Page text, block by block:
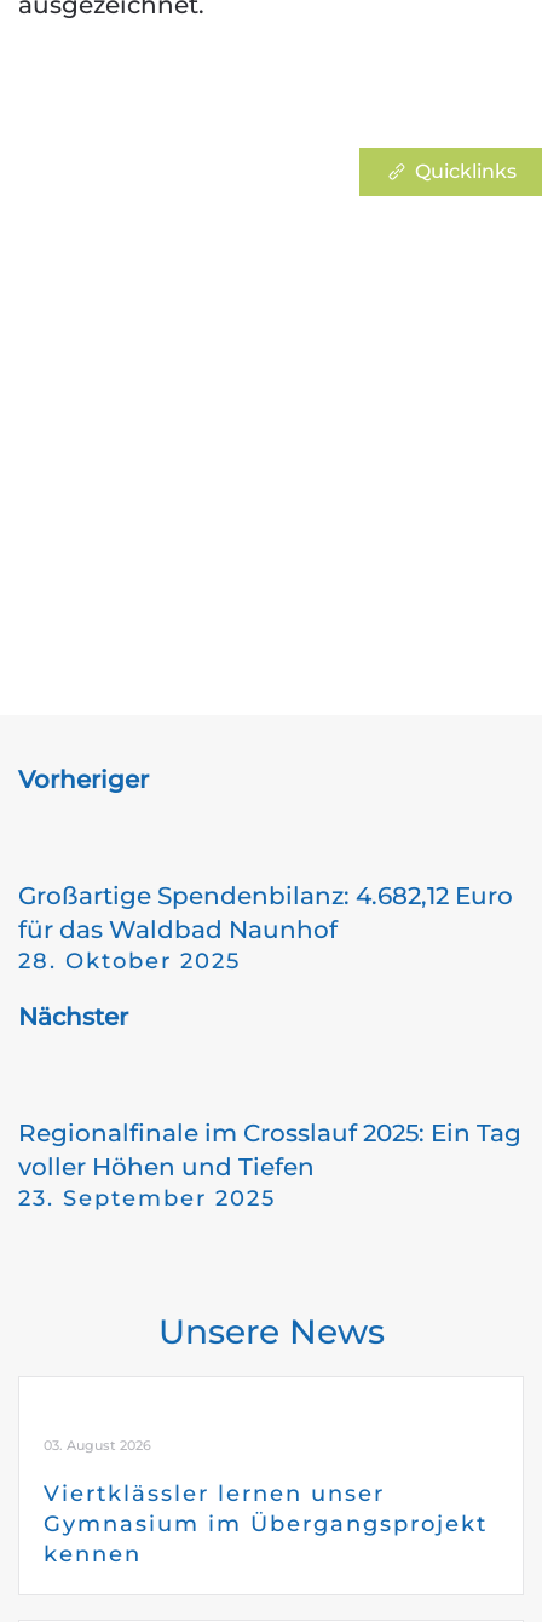
Vorheriger
Großartige Spendenbilanz: 4.682,12 Euro
für das Waldbad Naunhof
28. Oktober 2025
Nächster
Regionalfinale im Crosslauf 2025: Ein Tag
voller Höhen und Tiefen
23. September 2025
Unsere News
03. August 2026
Viertklässler lernen unser
Gymnasium im Übergangsprojekt
kennen
Quicklinks